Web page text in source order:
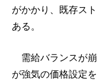
がかかり、既存ス
ある。
需給バランスが
が強気の価格設定